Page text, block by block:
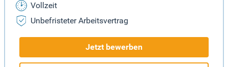
Vollzeit
Unbefristeter Arbeitsvertrag
Jetzt bewerben